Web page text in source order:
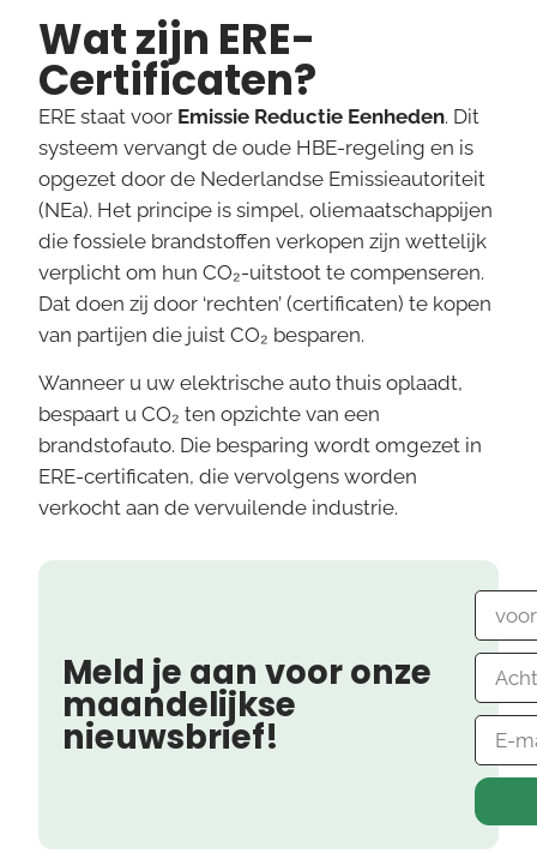
Wat zijn ERE-
Certificaten?
ERE staat voor Emissie Reductie Eenheden. Dit
systeem vervangt de oude HBE-regeling en is
opgezet door de Nederlandse Emissieautoriteit
(NEa). Het principe is simpel, oliemaatschappijen
die fossiele brandstoffen verkopen zijn wettelijk
verplicht om hun CO₂-uitstoot te compenseren.
Dat doen zij door ‘rechten’ (certificaten) te kopen
van partijen die juist CO₂ besparen.
Wanneer u uw elektrische auto thuis oplaadt,
bespaart u CO₂ ten opzichte van een
brandstofauto. Die besparing wordt omgezet in
ERE-certificaten, die vervolgens worden
verkocht aan de vervuilende industrie.
Meld je aan voor onze
maandelijkse
nieuwsbrief!